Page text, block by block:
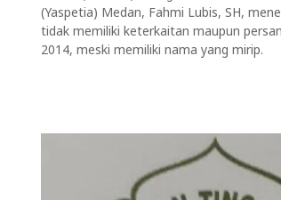
(Yaspetia) Medan, Fahmi Lubis, SH,
tidak memiliki keterkaitan maupun
2014, meski memiliki nama yang mirip.